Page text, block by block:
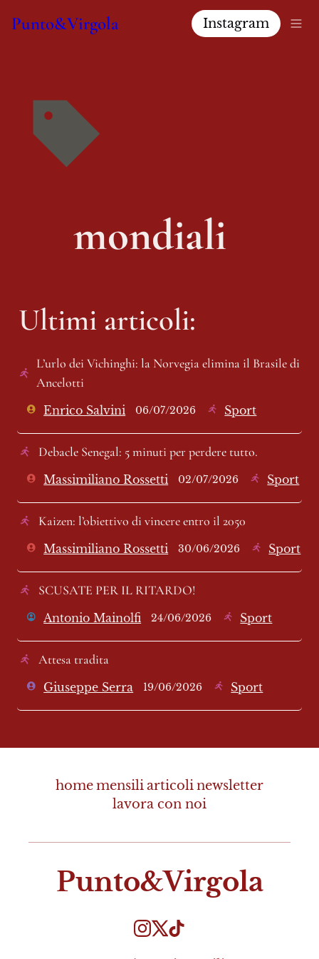
Punto&Virgola Instagram
mondiali
Ultimi articoli:
L’urlo dei Vichinghi: la Norvegia elimina il Brasile di
Ancelotti
Enrico Salvini 06/07/2026 Sport
Debacle Senegal: 5 minuti per perdere tutto.
Massimiliano Rossetti 02/07/2026 Sport
Kaizen: l’obiettivo di vincere entro il 2050
Massimiliano Rossetti 30/06/2026 Sport
SCUSATE PER IL RITARDO!
Antonio Mainolfi 24/06/2026 Sport
Attesa tradita
Giuseppe Serra 19/06/2026 Sport
Punto&Virgola
homemensiliarticolinewsletter
lavora con noi